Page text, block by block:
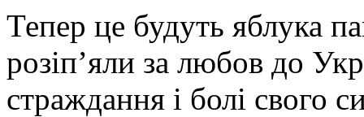
Тепер це будуть яблука
розіп’яли за любов до
страждання і болі свого